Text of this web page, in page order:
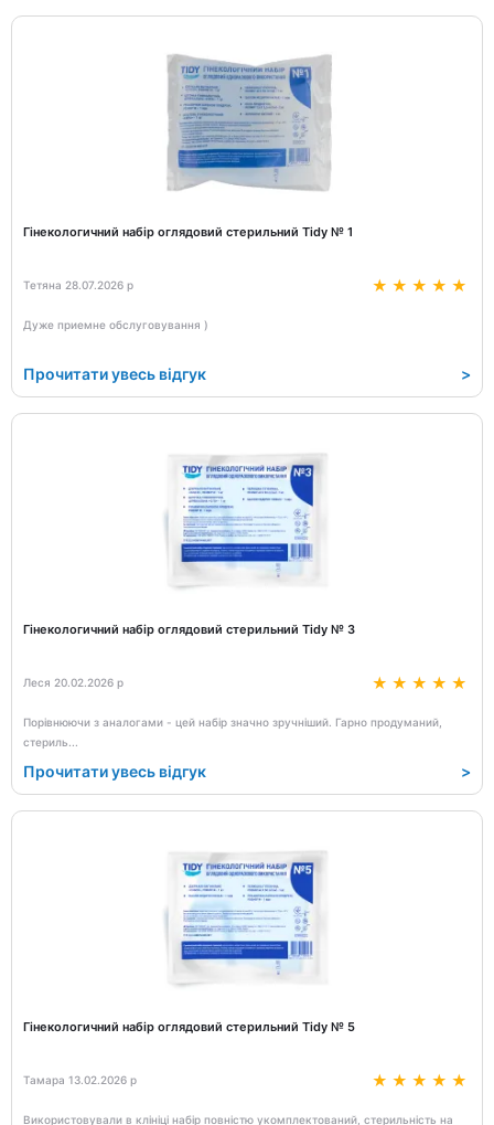
Гінекологичний набір оглядовий стерильний Tidy № 1
Тетяна 28.07.2026 р
Дуже приемне обслуговування )
Прочитати увесь відгук >
Гінекологичний набір оглядовий стерильний Tidy № 3
Леся 20.02.2026 р
Порівнюючи з аналогами - цей набір значно зручніший. Гарно продуманий,
стериль
Прочитати увесь відгук >
Гінекологичний набір оглядовий стерильний Tidy № 5
Тамара 13.02.2026 р
Використовували в клініці набір повністю укомплектований, стерильність на